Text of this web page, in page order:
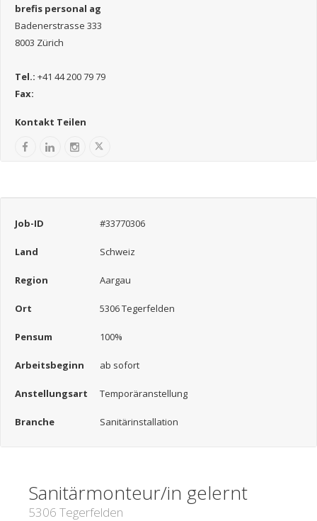
brefis personal ag
Badenerstrasse 333
8003 Zürich
Tel.: +41 44 200 79 79
Fax:
Kontakt Teilen
Job-ID #33770306
Land Schweiz
Region Aargau
Ort 5306 Tegerfelden
Pensum 100%
Arbeitsbeginn ab sofort
Anstellungsart Temporäranstellung
Branche Sanitärinstallation
Sanitärmonteur/in gelernt
5306 Tegerfelden